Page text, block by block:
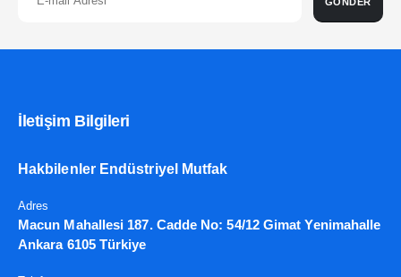
İletişim Bilgileri
Hakbilenler Endüstriyel Mutfak
Adres
Macun Mahallesi 187. Cadde No: 54/12 Gimat Yenimahalle
Ankara 6105 Türkiye